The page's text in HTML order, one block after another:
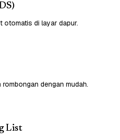
otomatis di layar dapur.
dengan mudah.
List